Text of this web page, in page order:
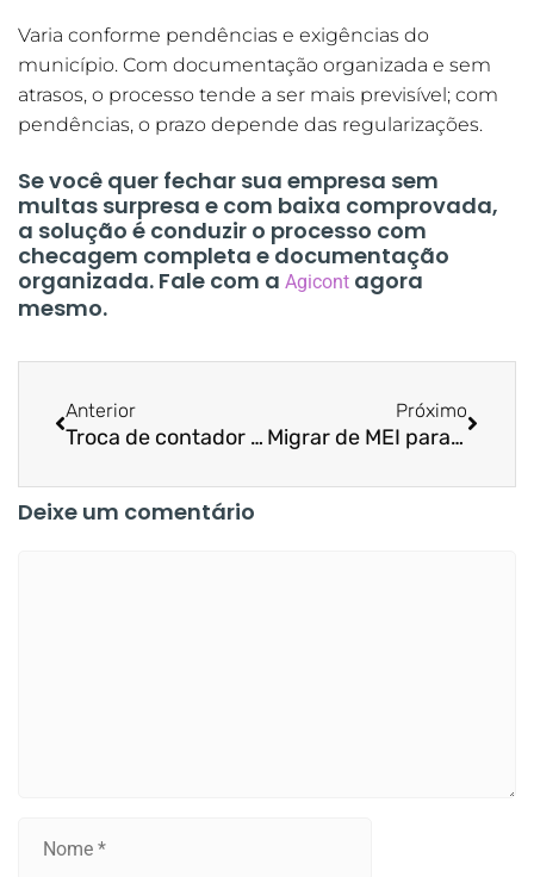
Varia conforme pendências e exigências do
município. Com documentação organizada e sem
atrasos, o processo tende a ser mais previsível; com
pendências, o prazo depende das regularizações.
Se você quer fechar sua empresa sem
multas surpresa e com baixa comprovada,
a solução é conduzir o processo com
checagem completa e documentação
organizada. Fale com a Agicont agora
mesmo.
Anterior
Troca de contador para prestadores de serviços em Minas Gerais em 48h
Próximo
Migrar de MEI para ME em Belo Horizonte: o ponto de virada do prestador
Deixe um comentário